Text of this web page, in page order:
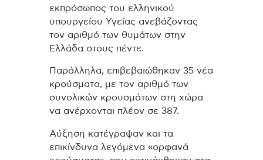
εκπρόσωπος του ελληνικού
υπουργείου Υγείας ανεβάζοντας
τον αριθμό των θυμάτων στην
Ελλάδα στους πέντε.
Παράλληλα, επιβεβαιώθηκαν 35 νέα
κρούσματα, με τον αριθμό των
συνολικών κρουσμάτων στη χώρα
να ανέρχονται πλέον σε 387.
Αύξηση κατέγραψαν και τα
επικίνδυνα λεγόμενα «ορφανά